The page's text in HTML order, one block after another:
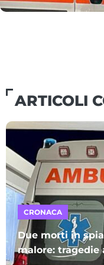
ARTICOLI
CRONACA
Due morti in
malore: tragedie